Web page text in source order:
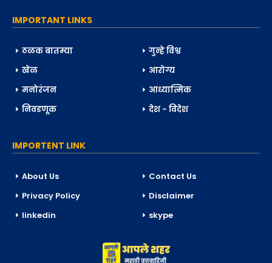
IMPORTANT LINKS
ठळक बातम्या
गुन्हे विश्व
खेळ
आरोग्य
मनोरंजन
आध्यात्मिक
निवडणूक
देश - विदेश
IMPORTENT LINK
About Us
Contact Us
Privacy Policy
Disclaimer
linkedin
skype